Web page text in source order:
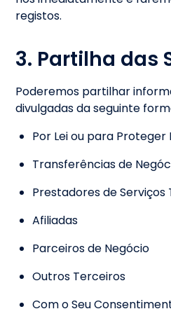
registos.
3. Partilha das
Poderemos partilhar
divulgadas da seguinte
Por Lei ou para Proteger
Transferências de
Prestadores de Serviços
Afiliadas
Parceiros de Negócio
Outros Terceiros
Com o Seu